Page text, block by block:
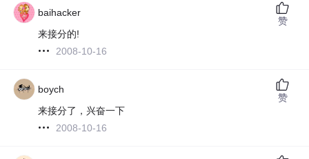
baihacker
来接分的!
2008-10-16
赞
boych
来接分了，兴奋一下
2008-10-16
赞